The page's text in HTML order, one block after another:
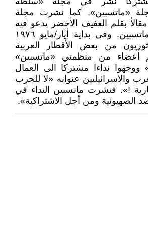
«ماتسبين». كما نشرت مجلة
بقلم العفيف الأخضر يدعو فيه
إلى فتح حوار مع ماتسبين. وفي بداية أيار/مايو ١٩٧٦
من بعض الأقطار العربية
أعضاء من منظمتي «ماتسبين»
نداءا مشتركا الى العمال
والاسرائيليين عنوانه «لا للحرب
!». فنشرت ماتسبين النداء في
الصهيونية ومن أجل الاشتراكية».